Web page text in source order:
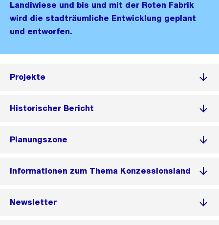
Landiwiese und bis und mit der Roten Fabrik
wird die stadträumliche Entwicklung geplant
und entworfen.
Projekte
Historischer Bericht
Planungszone
Informationen zum Thema Konzessionsland
Newsletter